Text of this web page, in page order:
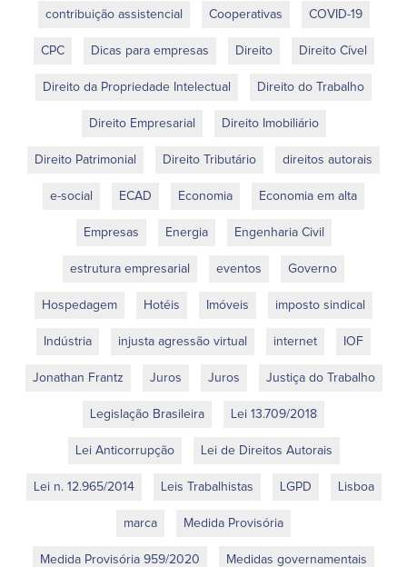
contribuição assistencial Cooperativas COVID-19
CPC Dicas para empresas Direito Direito Cível
Direito da Propriedade Intelectual Direito do Trabalho
Direito Empresarial Direito Imobiliário
Direito Patrimonial Direito Tributário direitos autorais
e-social ECAD Economia Economia em alta
Empresas Energia Engenharia Civil
estrutura empresarial eventos Governo
Hospedagem Hotéis Imóveis imposto sindical
Indústria injusta agressão virtual internet IOF
Jonathan Frantz Juros Juros Justiça do Trabalho
Legislação Brasileira Lei 13.709/2018
Lei Anticorrupção Lei de Direitos Autorais
Lei n. 12.965/2014 Leis Trabalhistas LGPD Lisboa
marca Medida Provisória
Medida Provisória 959/2020 Medidas governamentais